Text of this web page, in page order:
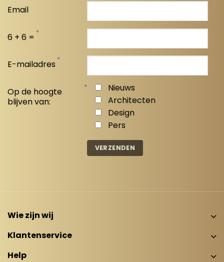
Email
6 + 6 = *
E-mailadres *
Op de hoogte
blijven van:
*
Nieuws
Architecten
Design
Pers
Wie zijn wij
Klantenservice
Help